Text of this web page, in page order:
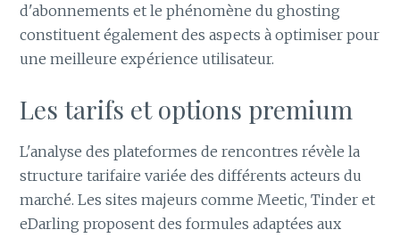
d'abonnements et le phénomène du ghosting
constituent également des aspects à optimiser pour
une meilleure expérience utilisateur.
Les tarifs et options premium
L'analyse des plateformes de rencontres révèle la
structure tarifaire variée des différents acteurs du
marché. Les sites majeurs comme Meetic, Tinder et
eDarling proposent des formules adaptées aux